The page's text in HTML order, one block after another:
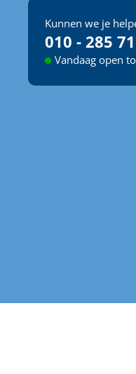
Kunnen we je
010 - 285
Vandaag open